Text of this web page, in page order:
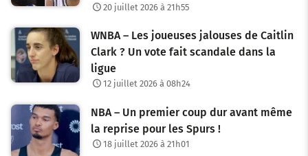
20 juillet 2026 à 21h55
WNBA – Les joueuses jalouses de Caitlin
Clark ? Un vote fait scandale dans la
ligue
12 juillet 2026 à 08h24
NBA – Un premier coup dur avant même
la reprise pour les Spurs !
18 juillet 2026 à 21h01